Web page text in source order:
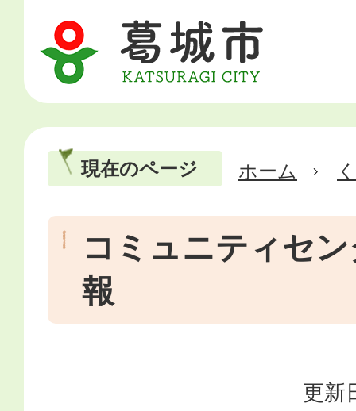
現在のページ ホーム
コミュニティセ
報
更新